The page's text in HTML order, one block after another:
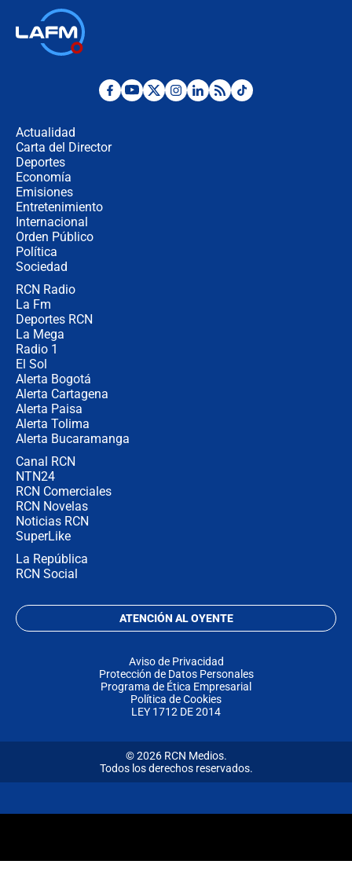
¿Por qué De la Espriella gobernará
Actualidad
Carta del Director
Deportes
Economía
Emisiones
Entretenimiento
Internacional
Orden Público
Política
Sociedad
RCN Radio
La Fm
Deportes RCN
La Mega
Radio 1
El Sol
Alerta Bogotá
Alerta Cartagena
Alerta Paisa
Alerta Tolima
Alerta Bucaramanga
Canal RCN
NTN24
RCN Comerciales
RCN Novelas
Noticias RCN
SuperLike
La República
RCN Social
ATENCIÓN AL OYENTE
Aviso de Privacidad
Protección de Datos Personales
Programa de Ética Empresarial
Política de Cookies
LEY 1712 DE 2014
© 2026 RCN Medios.
Todos los derechos reservados.